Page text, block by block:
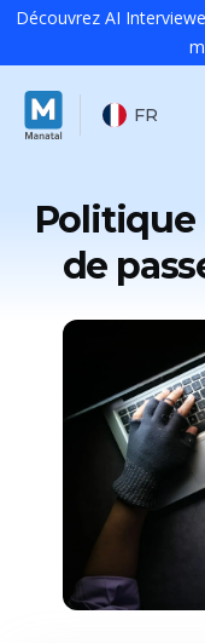
Découvrez AI
FR
Politique
de